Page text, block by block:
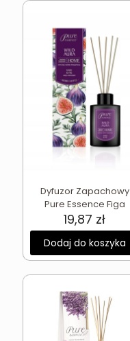
Dyfuzor Zapachowy
Pure Essence Figa
19,87 zł
Dodaj do koszyka